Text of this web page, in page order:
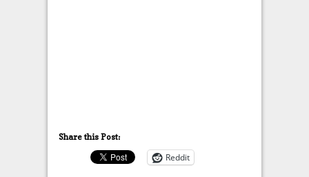
Share this Post:
Reddit